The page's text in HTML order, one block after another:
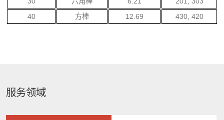
40
方棒 12.69 430, 420
服务领域